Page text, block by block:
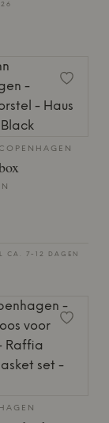
CA. 7-12 DAGEN